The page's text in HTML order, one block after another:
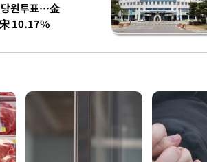
당원투표…金
10.17%